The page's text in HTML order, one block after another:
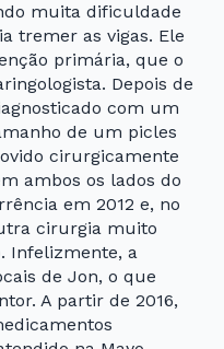
muita dificuldade
tremer as vigas. Ele
primária, que o
Depois de
com um
de um picles
cirurgicamente
ambos os lados do
em 2012 e, no
cirurgia muito
Infelizmente, a
de Jon, o que
A partir de 2016,